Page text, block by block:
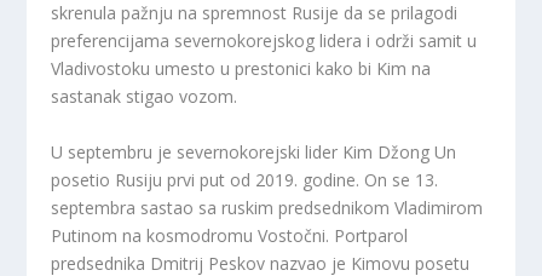
skrenula pažnju na spremnost Rusije da se prilagodi
preferencijama severnokorejskog lidera i održi samit u
Vladivostoku umesto u prestonici kako bi Kim na
sastanak stigao vozom.
U septembru je severnokorejski lider Kim Džong Un
posetio Rusiju prvi put od 2019. godine. On se 13.
septembra sastao sa ruskim predsednikom Vladimirom
Putinom na kosmodromu Vostočni. Portparol
predsednika Dmitrij Peskov nazvao je Kimovu posetu